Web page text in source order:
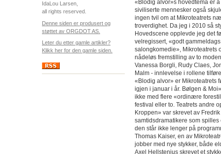
IdaLou Larsen,
all rights reserved.
Denne siden er produsert og
støttet av ORGDOT AS.
Leter du etter gamle artikler?
Klikk her for den gamle siden.
«Blodig alvor»s hovedtema er
siviliserte mennesker også
ingen tvil om at Mikroteatrets
troverdighet. Da jeg i 2010 så
Hovedscene opplevde jeg det
velregissert, «godt
salongkomedie», Mikroteatrets
nådeløs fremstilling av to
Vanessa Borgli, Rudy Claes,
Malm - innlevelse i rollene
«Blodig alvor» er Mikroteatrets
igjen i januar i år. Bølgen &
ikke med flere «ordinære
festival eller to. Teatrets andre
Kroppen» var skrevet av
samtidsdramatikere som
den står ikke lenger på
Thomas Kaiser, en av
jobber med nye stykker, både
Axel Hellstenius skrevet et